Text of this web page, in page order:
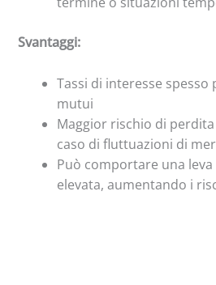
Svantaggi:
Tassi di interesse
mutui
Maggior rischio di
caso di fluttuazioni di
Può comportare una
elevata, aumentando i